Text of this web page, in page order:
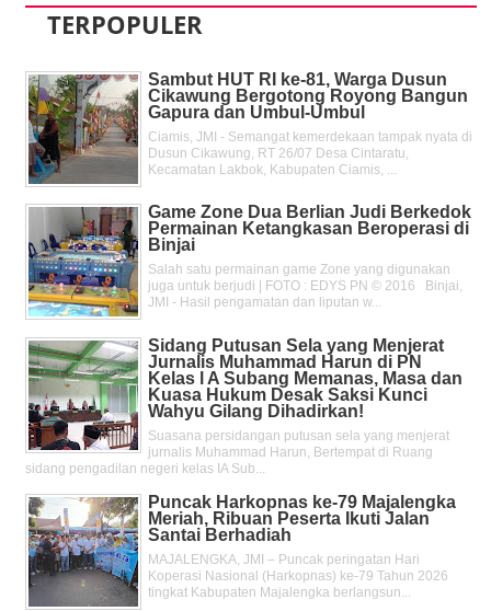
TERPOPULER
Sambut HUT RI ke-81, Warga Dusun
Cikawung Bergotong Royong Bangun
Gapura dan Umbul-Umbul
Ciamis, JMI - Semangat kemerdekaan tampak nyata di
Dusun Cikawung, RT 26/07 Desa Cintaratu,
Kecamatan Lakbok, Kabupaten Ciamis, ...
Game Zone Dua Berlian Judi Berkedok
Permainan Ketangkasan Beroperasi di
Binjai
Salah satu permainan game Zone yang digunakan
juga untuk berjudi | FOTO : EDYS PN © 2016 Binjai,
JMI - Hasil pengamatan dan liputan w...
Sidang Putusan Sela yang Menjerat
Jurnalis Muhammad Harun di PN
Kelas l A Subang Memanas, Masa dan
Kuasa Hukum Desak Saksi Kunci
Wahyu Gilang Dihadirkan!
Suasana persidangan putusan sela yang menjerat
jurnalis Muhammad Harun, Bertempat di Ruang
sidang pengadilan negeri kelas IA Sub...
Puncak Harkopnas ke-79 Majalengka
Meriah, Ribuan Peserta Ikuti Jalan
Santai Berhadiah
MAJALENGKA, JMI – Puncak peringatan Hari
Koperasi Nasional (Harkopnas) ke-79 Tahun 2026
tingkat Kabupaten Majalengka berlangsun...